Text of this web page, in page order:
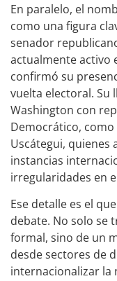
En paralelo, el
como una figura
senador
actualmente activo
confirmó su
vuelta electoral. Su
Washington con
Democrático, como
Uscátegui,
instancias
irregularidades en
Ese detalle es el
debate. No solo se
formal, sino de un
desde sectores de
internacionalizar la